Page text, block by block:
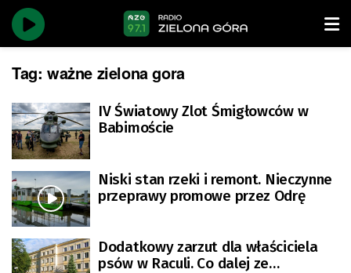
Tag: ważne zielona gora
IV Światowy Zlot Śmigłowców w
Babimoście
Niski stan rzeki i remont. Nieczynne
przeprawy promowe przez Odrę
Dodatkowy zarzut dla właściciela
psów w Raculi. Co dalej ze